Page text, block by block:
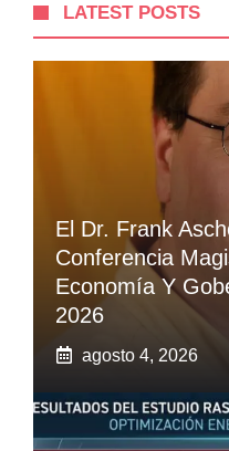
LATEST POSTS
El Dr. Frank
Conferencia
Economía Y
2026
agosto 4, 2026